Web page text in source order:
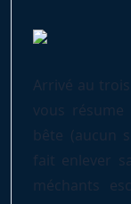
Arrivé au
vous
bête (aucun
fait enlever
méchants